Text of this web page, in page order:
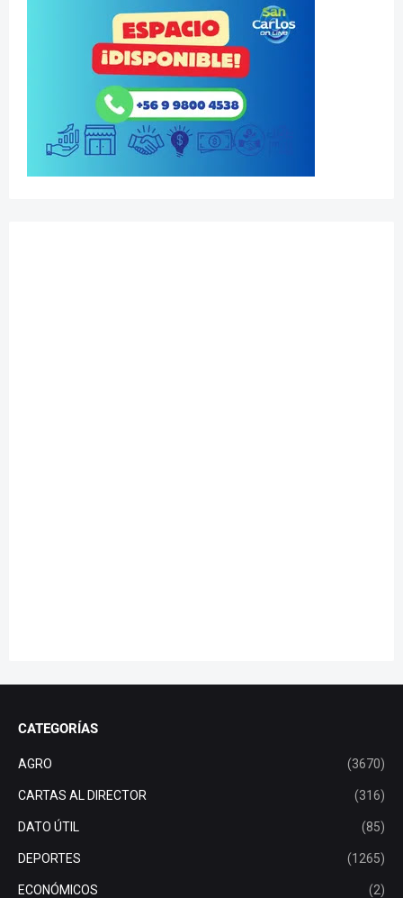
CATEGORÍAS
AGRO (3670)
CARTAS AL DIRECTOR (316)
DATO ÚTIL (85)
DEPORTES (1265)
ECONÓMICOS (2)